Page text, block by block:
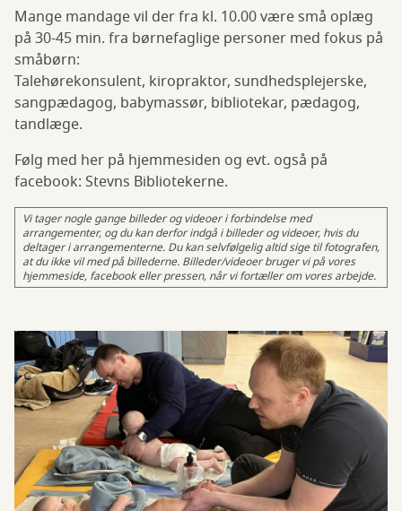
Mange mandage vil der fra kl. 10.00 være små oplæg
på 30-45 min. fra børnefaglige personer med fokus på
småbørn:
Talehørekonsulent, kiropraktor, sundhedsplejerske,
sangpædagog, babymassør, bibliotekar, pædagog,
tandlæge.
Følg med her på hjemmesiden og evt. også på
facebook: Stevns Bibliotekerne.
Vi tager nogle gange billeder og videoer i forbindelse med
arrangementer, og du kan derfor indgå i billeder og videoer, hvis du
deltager i arrangementerne. Du kan selvfølgelig altid sige til fotografen,
at du ikke vil med på billederne. Billeder/videoer bruger vi på vores
hjemmeside, facebook eller pressen, når vi fortæller om vores arbejde.